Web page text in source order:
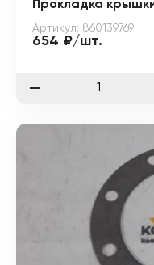
Прокладка
Артикул: 860139769
654 ₽/шт.